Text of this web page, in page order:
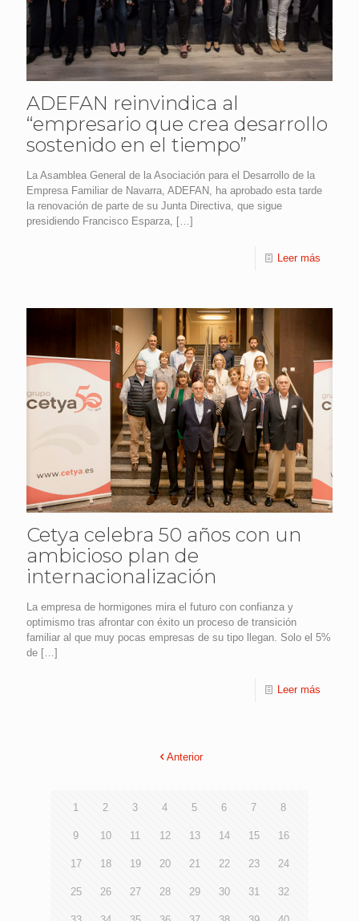
ADEFAN reinvindica al
“empresario que crea desarrollo
sostenido en el tiempo”
La Asamblea General de la Asociación para el Desarrollo de la
Empresa Familiar de Navarra, ADEFAN, ha aprobado esta tarde
la renovación de parte de su Junta Directiva, que sigue
presidiendo Francisco Esparza, […]
Leer más
Cetya celebra 50 años con un
ambicioso plan de
internacionalización
La empresa de hormigones mira el futuro con confianza y
optimismo tras afrontar con éxito un proceso de transición
familiar al que muy pocas empresas de su tipo llegan. Solo el 5%
de […]
Leer más
Anterior
1 2 3 4 5 6 7 8
9 10 11 12 13 14 15 16
17 18 19 20 21 22 23 24
25 26 27 28 29 30 31 32